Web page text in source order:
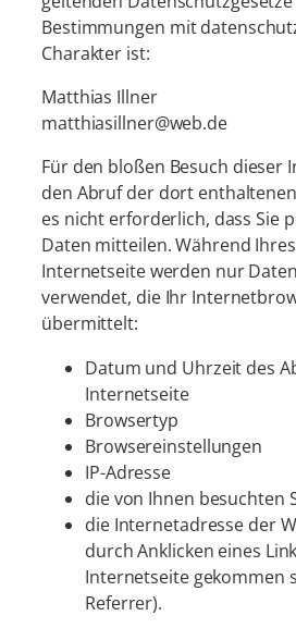
Bestimmungen mit
Charakter ist:
Matthias Illner
matthiasillner@web.de
Für den bloßen Besuch dieser
den Abruf der dort
es nicht erforderlich, dass Sie
Daten mitteilen. Während
Internetseite werden nur
verwendet, die Ihr
übermittelt:
Datum und Uhrzeit des
Internetseite
Browsertyp
Browsereinstellungen
IP-Adresse
die von Ihnen besuchten
die Internetadresse der
durch Anklicken eines
Internetseite gekommen
Referrer).